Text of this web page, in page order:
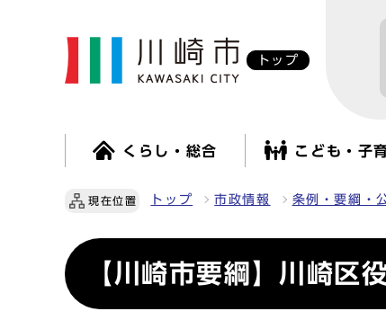
トップ
くらし・総合 こども・子
現在位置 トップ 市政情報 条例・要綱・
【川崎市要綱】川崎区